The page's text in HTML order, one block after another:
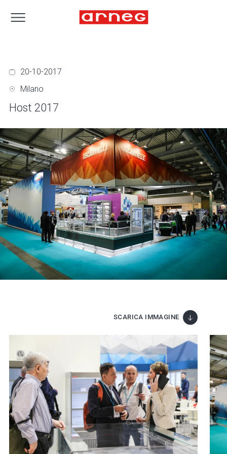
20-10-2017
Milano
Host 2017
SCARICA IMMAGINE